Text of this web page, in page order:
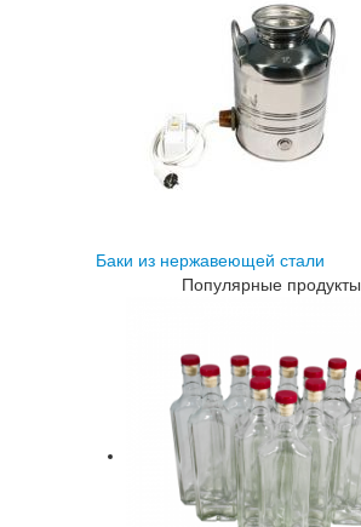
Баки из нержавеющей стали
Популярные продукты